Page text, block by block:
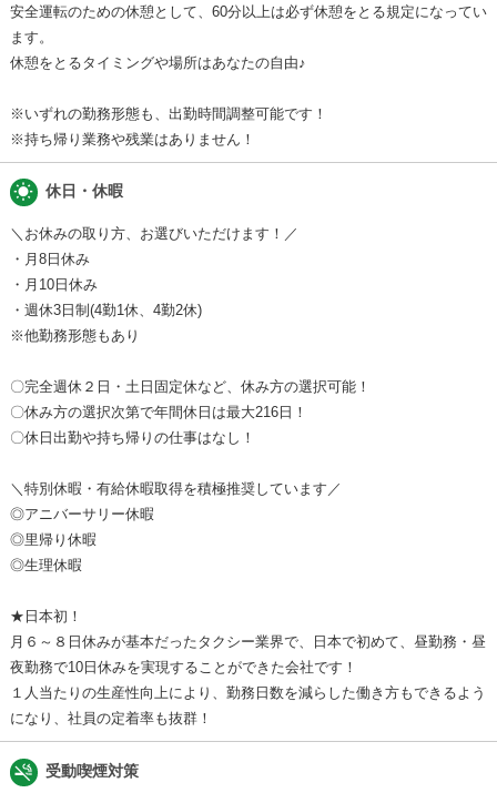
安全運転のための休憩として、60分以上は必ず休憩をとる規定になってい
ます。
休憩をとるタイミングや場所はあなたの自由♪
※いずれの勤務形態も、出勤時間調整可能です！
※持ち帰り業務や残業はありません！
wb_sunny 休日・休暇
＼お休みの取り方、お選びいただけます！／
・月8日休み
・月10日休み
・週休3日制(4勤1休、4勤2休)
※他勤務形態もあり
〇完全週休２日・土日固定休など、休み方の選択可能！
〇休み方の選択次第で年間休日は最大216日！
〇休日出勤や持ち帰りの仕事はなし！
＼特別休暇・有給休暇取得を積極推奨しています／
◎アニバーサリー休暇
◎里帰り休暇
◎生理休暇
★日本初！
月６～８日休みが基本だったタクシー業界で、日本で初めて、昼勤務・昼
夜勤務で10日休みを実現することができた会社です！
１人当たりの生産性向上により、勤務日数を減らした働き方もできるよう
になり、社員の定着率も抜群！
smoke_free 受動喫煙対策